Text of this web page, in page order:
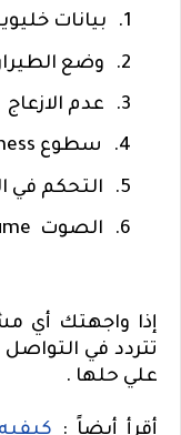
1. بيانات
2.
وضع
3.
عدم الازعاج
4.
سطوع
5.
التحكم في
6.
الصوت
إذا واجهتك أي
تتردد في
علي حلها .